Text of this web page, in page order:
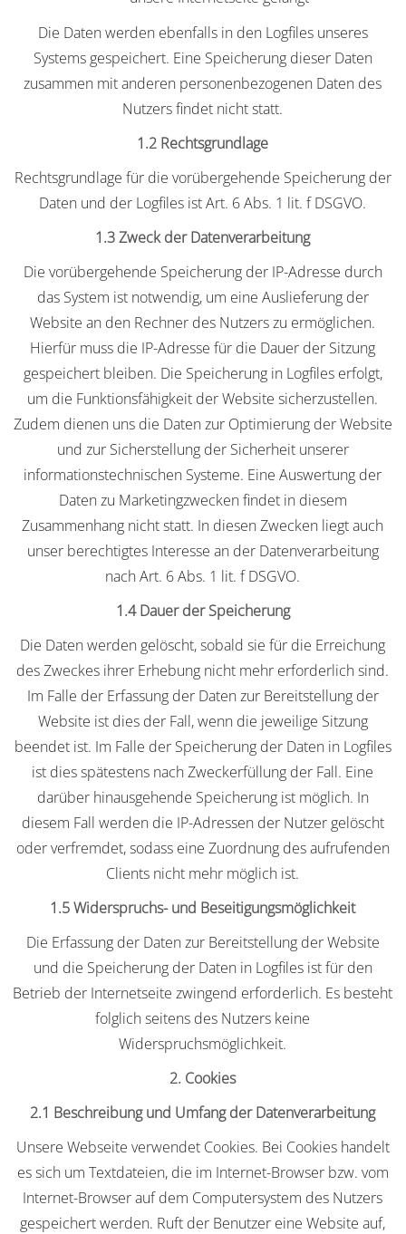
Die Daten werden ebenfalls in den Logfiles unseres
Systems gespeichert. Eine Speicherung dieser Daten
zusammen mit anderen personenbezogenen Daten des
Nutzers findet nicht statt.
1.2 Rechtsgrundlage
Rechtsgrundlage für die vorübergehende Speicherung der
Daten und der Logfiles ist Art. 6 Abs. 1 lit. f DSGVO.
1.3 Zweck der Datenverarbeitung
Die vorübergehende Speicherung der IP-Adresse durch
das System ist notwendig, um eine Auslieferung der
Website an den Rechner des Nutzers zu ermöglichen.
Hierfür muss die IP-Adresse für die Dauer der Sitzung
gespeichert bleiben. Die Speicherung in Logfiles erfolgt,
um die Funktionsfähigkeit der Website sicherzustellen.
Zudem dienen uns die Daten zur Optimierung der Website
und zur Sicherstellung der Sicherheit unserer
informationstechnischen Systeme. Eine Auswertung der
Daten zu Marketingzwecken findet in diesem
Zusammenhang nicht statt. In diesen Zwecken liegt auch
unser berechtigtes Interesse an der Datenverarbeitung
nach Art. 6 Abs. 1 lit. f DSGVO.
1.4 Dauer der Speicherung
Die Daten werden gelöscht, sobald sie für die Erreichung
des Zweckes ihrer Erhebung nicht mehr erforderlich sind.
Im Falle der Erfassung der Daten zur Bereitstellung der
Website ist dies der Fall, wenn die jeweilige Sitzung
beendet ist. Im Falle der Speicherung der Daten in Logfiles
ist dies spätestens nach Zweckerfüllung der Fall. Eine
darüber hinausgehende Speicherung ist möglich. In
diesem Fall werden die IP-Adressen der Nutzer gelöscht
oder verfremdet, sodass eine Zuordnung des aufrufenden
Clients nicht mehr möglich ist.
1.5 Widerspruchs- und Beseitigungsmöglichkeit
Die Erfassung der Daten zur Bereitstellung der Website
und die Speicherung der Daten in Logfiles ist für den
Betrieb der Internetseite zwingend erforderlich. Es besteht
folglich seitens des Nutzers keine
Widerspruchsmöglichkeit.
2. Cookies
2.1 Beschreibung und Umfang der Datenverarbeitung
Unsere Webseite verwendet Cookies. Bei Cookies handelt
es sich um Textdateien, die im Internet-Browser bzw. vom
Internet-Browser auf dem Computersystem des Nutzers
gespeichert werden. Ruft der Benutzer eine Website auf,